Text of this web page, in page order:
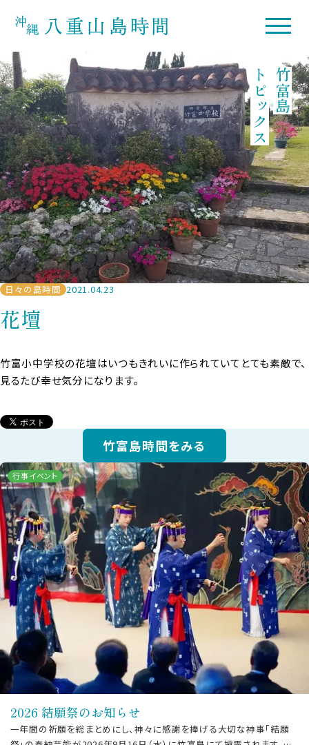
竹富島
トピックス
日々の島時間 2021.04.23
花壇
竹富小中学校の花壇はいつもきれいに作られていてとても素敵で、
見るたび幸せ気分になります。
竹富島時間をみる
行事イベント
2026 結願祭のお知らせ
一年間の祈願を総まとめにし、神々に感謝を捧げる大切な神事「結願